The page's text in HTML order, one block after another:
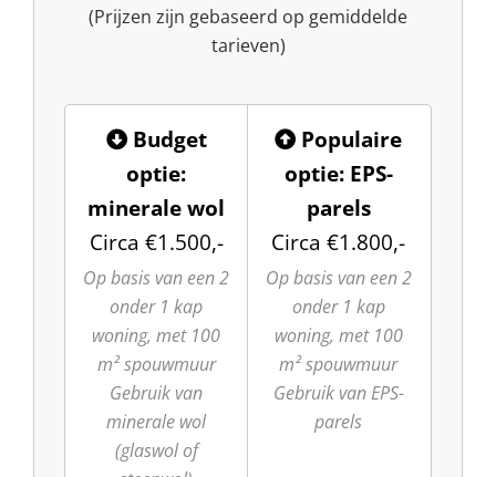
(Prijzen zijn gebaseerd op gemiddelde
tarieven)
Budget
optie:
minerale wol
Circa €1.500,-
Op basis van een 2
onder 1 kap
woning, met 100
m² spouwmuur
Gebruik van
minerale wol
(glaswol of
Populaire
optie: EPS-
parels
Circa €1.800,-
Op basis van een 2
onder 1 kap
woning, met 100
m² spouwmuur
Gebruik van EPS-
parels